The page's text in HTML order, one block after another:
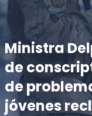
Ministra
de
de
jóvenes